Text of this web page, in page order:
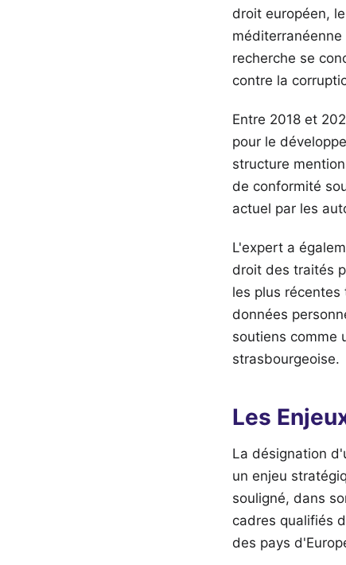
droit européen,
recherche se
contre la
Entre 2018 et
pour le
structure
de conformité
actuel par les
L'expert a
droit des traités
les plus
données
soutiens comme
strasbourgeoise.
Les
La désignation
un enjeu
souligné, dans
cadres qualifiés
des pays